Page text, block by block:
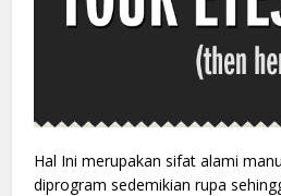
Hal Ini merupakan sifat alami
diprogram sedemikian rupa